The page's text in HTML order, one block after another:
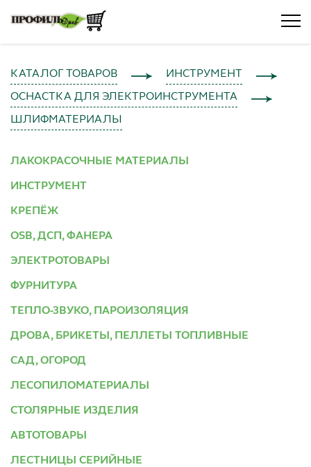
КАТАЛОГ ТОВАРОВ ИНСТРУМЕНТ
ОСНАСТКА ДЛЯ ЭЛЕКТРОИНСТРУМЕНТА
ШЛИФМАТЕРИАЛЫ
ЛАКОКРАСОЧНЫЕ МАТЕРИАЛЫ
ИНСТРУМЕНТ
КРЕПЁЖ
OSB, ДСП, ФАНЕРА
ЭЛЕКТРОТОВАРЫ
ФУРНИТУРА
ТЕПЛО-ЗВУКО, ПАРОИЗОЛЯЦИЯ
ДРОВА, БРИКЕТЫ, ПЕЛЛЕТЫ ТОПЛИВНЫЕ
САД, ОГОРОД
ЛЕСОПИЛОМАТЕРИАЛЫ
СТОЛЯРНЫЕ ИЗДЕЛИЯ
АВТОТОВАРЫ
ЛЕСТНИЦЫ СЕРИЙНЫЕ